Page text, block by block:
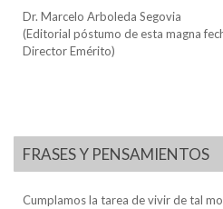
Dr. Marcelo Arboleda Segovia
(Editorial póstumo de esta magna
Director Emérito)
FRASES Y PENSAMIENTOS
Cumplamos la tarea de vivir de tal